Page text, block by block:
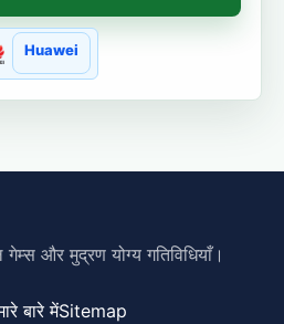
Huawei
और मुद्रण योग्य गतिविधियाँ।
बारे मेंSitemap